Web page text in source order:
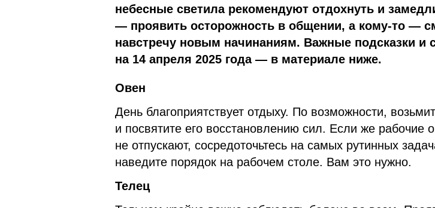
небесные светила рекомендуют отдохнуть и
— проявить осторожность в общении, а кому-то —
навстречу новым начинаниям. Важные подсказки и
на 14 апреля 2025 года — в материале ниже.
Овен
День благоприятствует отдыху. По возможности,
и посвятите его восстановлению сил. Если же рабочие
не отпускают, сосредоточьтесь на самых рутинных
наведите порядок на рабочем столе. Вам это нужно.
Телец